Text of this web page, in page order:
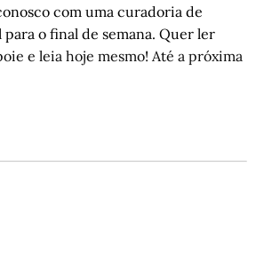
com uma curadoria de
o final de semana. Quer ler
e leia hoje mesmo! Até a próxima